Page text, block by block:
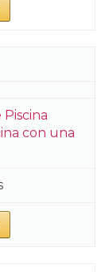
con una